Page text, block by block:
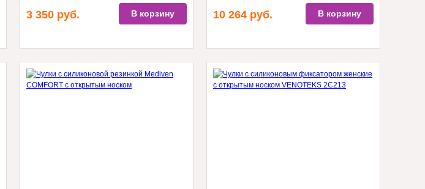
I, II классы компрессии, элегантный внешний
вид, эффективность. Производитель -
3 350 руб. В корзину 10 264 руб. В корзину